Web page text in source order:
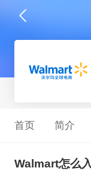
首页 简介
Walmart怎么